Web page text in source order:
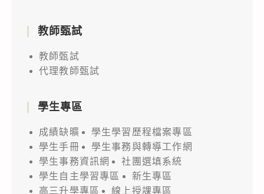
教師甄試
教師甄試
代理教師甄試
學生專區
成績缺曠
學生學習歷程檔案專區
學生手冊
學生事務與轉導工作網
學生事務資訊網
社團選填系統
學生自主學習專區
新生專區
高三升學專區
線上授課專區